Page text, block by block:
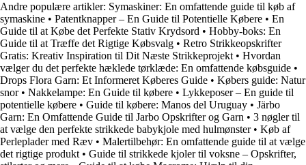
Andre populære artikler: Symaskiner: En omfattende guide til køb af
symaskine • Patentknapper – En Guide til Potentielle Købere • En
Guide til at Købe det Perfekte Stativ Krydsord • Hobby-boks: En
Guide til at Træffe det Rigtige Købsvalg • Retro Strikkeopskrifter
Gratis: Kreativ Inspiration til Dit Næste Strikkeprojekt • Hvordan
vælger du det perfekte hæklede tørklæde: En omfattende købsguide •
Drops Flora Garn: Et Informeret Køberes Guide • Købers guide: Natur
snor• Nakkelampe: En Guide til købere • Lykkeposer – En guide til
potentielle købere • Guide til købere: Manos del Uruguay • Järbo
Garn: En Omfattende Guide til Jarbo Opskrifter og Garn • 3 nøgler til
at vælge den perfekte strikkede babykjole med hulmønster• Køb af
Perleplader med Ræv • Malertilbehør: En omfattende guide til at vælge
det rigtige produkt • Guide til strikkede kjoler til voksne – Opskrifter,